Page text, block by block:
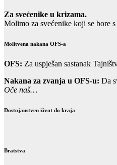
Za svećenike u krizama.
Molimo za svećenike koji se bore
Molitvena nakana OFS-a
OFS: Za uspješan sastanak
Nakana za zvanja u OFS-u: Da
Oče naš…
Dostojanstven život do kraja
Bratstva